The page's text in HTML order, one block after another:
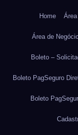
Home
Área de
Boleto –
Boleto PagSeguro
Boleto